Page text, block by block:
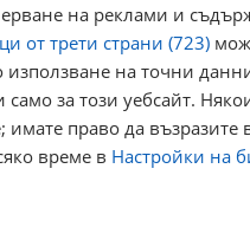
на реклами и
от трети страни (723)
на точни
за този уебсайт.
имате право да възразите
време в Настройки на